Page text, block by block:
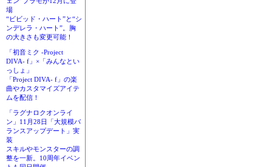
場
“ビビッド・ハート”と“シ
ンデレラ・ハート”。胸
の大きさも変更可能！
「初音ミク -Project
DIVA- f」×「みんなとい
っしょ」
「Project DIVA- f」の楽
曲やカスタマイズアイテ
ムを配信！
「ラグナロクオンライ
ン」11月28日「大規模バ
ランスアップデート」実
装
スキルやモンスターの調
整を一新。10周年イベン